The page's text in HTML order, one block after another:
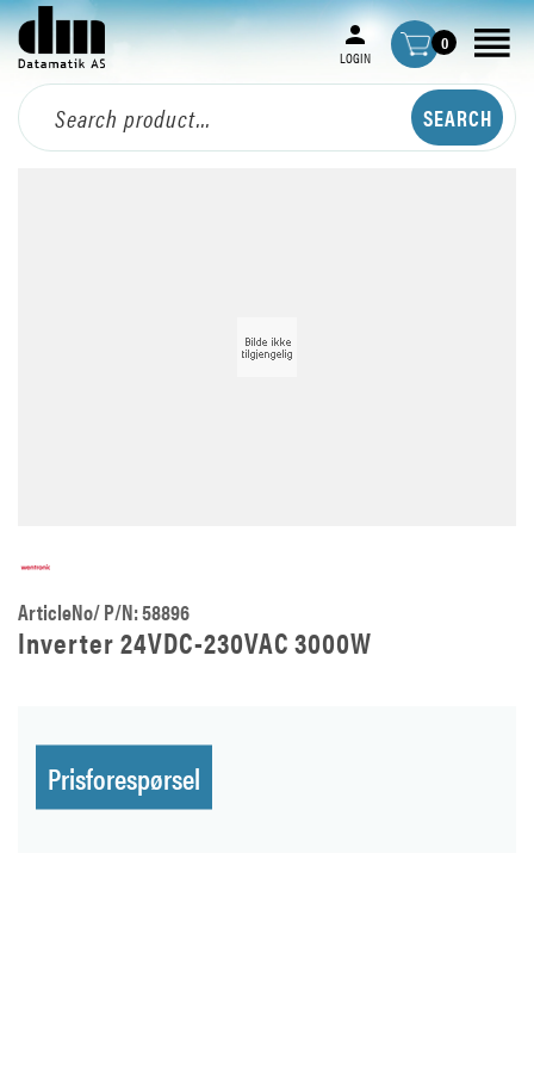
LOGIN
0
ArticleNo/ P/N: 58896
Inverter 24VDC-230VAC 3000W
Prisforespørsel